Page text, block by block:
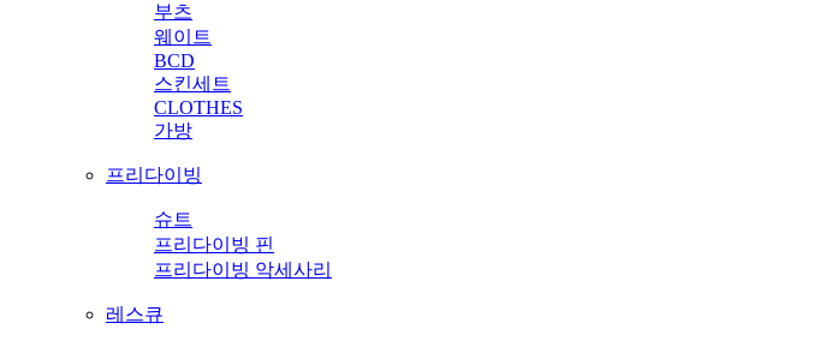
부츠
웨이트
BCD
스킨세트
CLOTHES
가방
프리다이빙
슈트
프리다이빙 핀
프리다이빙 악세사리
레스큐